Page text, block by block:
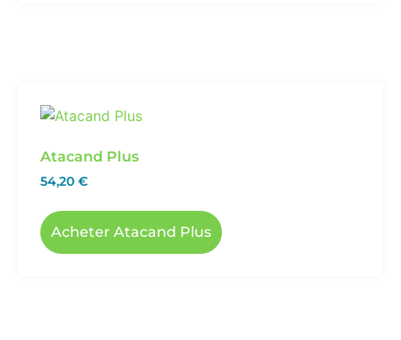
Atacand Plus
54,20 €
Acheter Atacand Plus